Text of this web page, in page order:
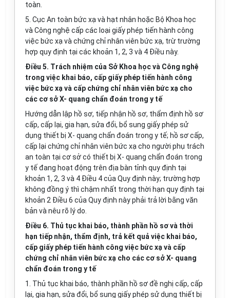
toàn.
5. Cục An toàn bức xạ và hạt nhân hoặc Bộ Khoa học
và Công nghệ cấp các loại giấy phép tiến hành công
việc bức xạ và chứng chỉ nhân viên bức xạ, trừ trường
hợp quy định tại các khoản 1, 2, 3 và 4 Điều này.
Điều 5. Trách nhiệm của Sở Khoa học và Công nghệ
trong việc khai báo, cấp giấy phép tiến hành công
việc bức xạ và cấp chứng chỉ nhân viên bức xạ cho
các cơ sở X- quang chẩn đoán trong y tế
Hướng dẫn lập hồ sơ, tiếp nhận hồ sơ, thẩm định hồ sơ
cấp, cấp lại, gia hạn, sửa đổi, bổ sung giấy phép sử
dụng thiết bị X- quang chẩn đoán trong y tế; hồ sơ cấp,
cấp lại chứng chỉ nhân viên bức xạ cho người phụ trách
an toàn tại cơ sở có thiết bị X- quang chẩn đoán trong
y tế đang hoạt động trên địa bàn tỉnh quy định tại
khoản 1, 2, 3 và 4 Điều 4 của Quy định này; trường hợp
không đồng ý thì chậm nhất trong thời hạn quy định tại
khoản 2 Điều 6 của Quy định này phải trả lời bằng văn
bản và nêu rõ lý do.
Điều 6. Thủ tục khai báo, thành phần hồ sơ và thời
hạn tiếp nhận, thẩm định, trả kết quả việc khai báo,
cấp giấy phép tiến hành công việc bức xạ và cấp
chứng chỉ nhân viên bức xạ cho các cơ sở X- quang
chẩn đoán trong y tế
1. Thủ tục khai báo, thành phần hồ sơ đề nghị cấp, cấp
lại, gia hạn, sửa đổi, bổ sung giấy phép sử dụng thiết bị